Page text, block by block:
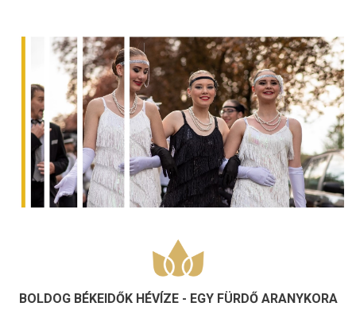
BOLDOG BÉKEIDŐK HÉVÍZE - EGY FÜRDŐ ARANYKORA